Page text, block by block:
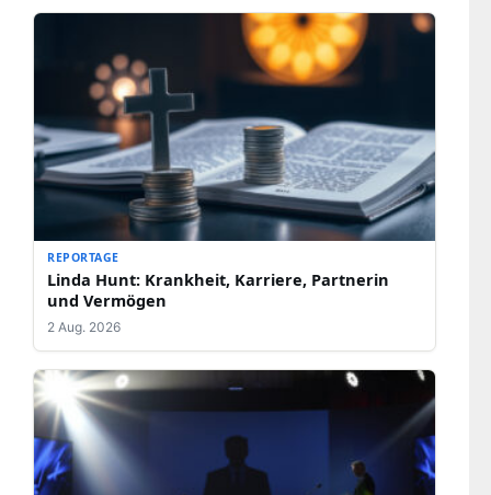
REPORTAGE
Linda Hunt: Krankheit, Karriere, Partnerin
und Vermögen
2 Aug. 2026